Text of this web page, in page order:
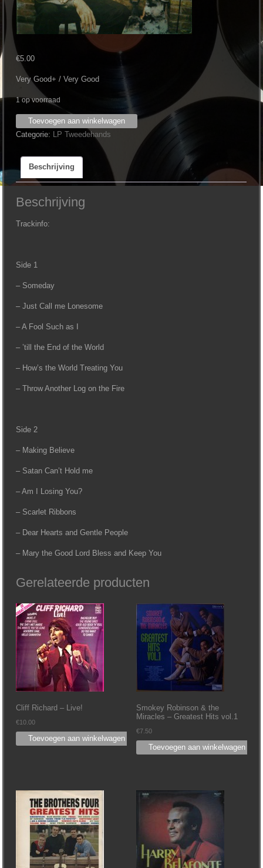
€5.00
Very Good+ / Very Good
1 op voorraad
Reeves
Songs
to
Warm
the
aantal
Toevoegen aan winkelwagen
Categorie: LP Tweedehands
Beschrijving
Beschrijving
Trackinfo:
Side 1
– Someday
– Just Call me Lonesome
– A Fool Such as I
– ’till the End of the World
– How’s the World Treating You
– Throw Another Log on the Fire
Side 2
– Making Believe
– Satan Can’t Hold me
– Am I Losing You?
– Scarlet Ribbons
– Dear Hearts and Gentle People
– Mary the Good Lord Bless and Keep You
Gerelateerde producten
Cliff Richard – Live!
€10.00
Toevoegen aan winkelwagen
Smokey Robinson & the
Miracles – Greatest Hits vol.1
€7.50
Toevoegen aan winkelwagen